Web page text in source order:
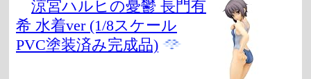
涼宮ハルヒの憂鬱 長門有
希 水着ver (1/8スケール
PVC塗装済み完成品)